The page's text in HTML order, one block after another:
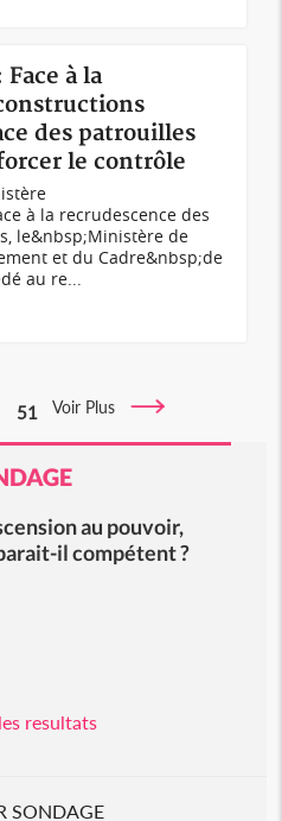
à la
des patrouilles
le contrôle
à la recrudescence des
le&nbsp;Ministère de
et du Cadre&nbsp;de
au re...
51 Voir Plus
au pouvoir,
il compétent ?
resultats
SONDAGE